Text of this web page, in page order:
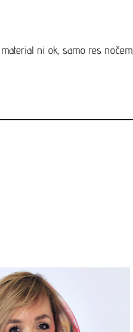
ni ok, samo res nočem,